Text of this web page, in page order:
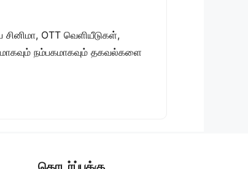
OTT வெளியீடுகள்,
நம்பகமாகவும் தகவல்களை